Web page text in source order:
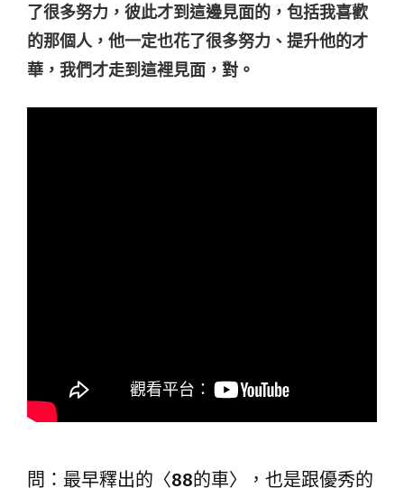
了很多努力，彼此才到這邊見面的，包括我喜歡
的那個人，他一定也花了很多努力、提升他的才
華，我們才走到這裡見面，對。
問：最早釋出的〈88的車〉，也是跟優秀的